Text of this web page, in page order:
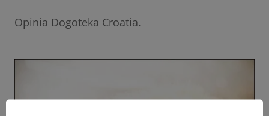
Opinia Dogoteka Croatia.